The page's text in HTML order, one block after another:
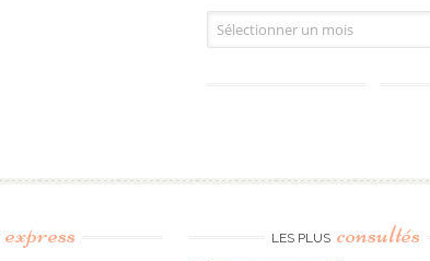
Archives
express LES PLUS consultés